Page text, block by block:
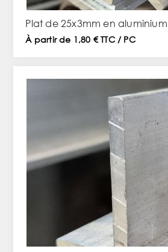
Plat de 25x3mm en aluminium
À partir de 1,80 € TTC / PC